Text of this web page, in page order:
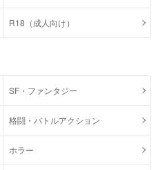
R18（成人向け）
SF・ファンタジー
格闘・バトルアクション
ホラー